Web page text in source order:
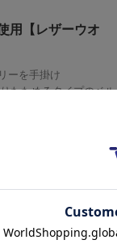
用【レザーウオ
ーを手掛け
たためるタイプのベル
Câlin（ウ ...
種【ブライト
ビタイマー。ブラン
デルがリリースされ
クのサブダイアルを組